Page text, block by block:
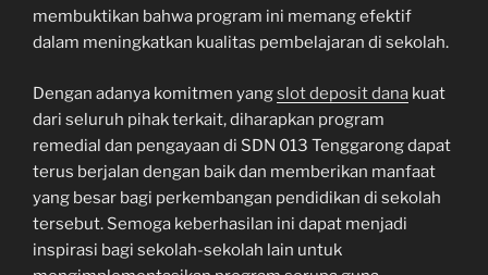
membuktikan bahwa program ini memang efektif
dalam meningkatkan kualitas pembelajaran di sekolah.
Dengan adanya komitmen yangslot deposit dana kuat
dari seluruh pihak terkait, diharapkan program
remedial dan pengayaan di SDN 013 Tenggarong dapat
terus berjalan dengan baik dan memberikan manfaat
yang besar bagi perkembangan pendidikan di sekolah
tersebut. Semoga keberhasilan ini dapat menjadi
inspirasi bagi sekolah-sekolah lain untuk